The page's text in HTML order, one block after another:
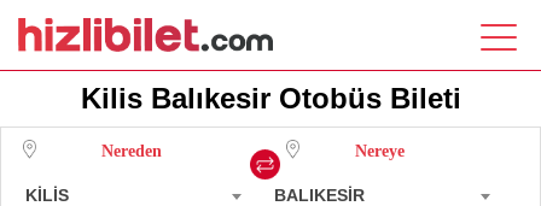
Kilis Balıkesir Otobüs Bileti
Nereden
KİLİS
Nereye
BALIKESİR